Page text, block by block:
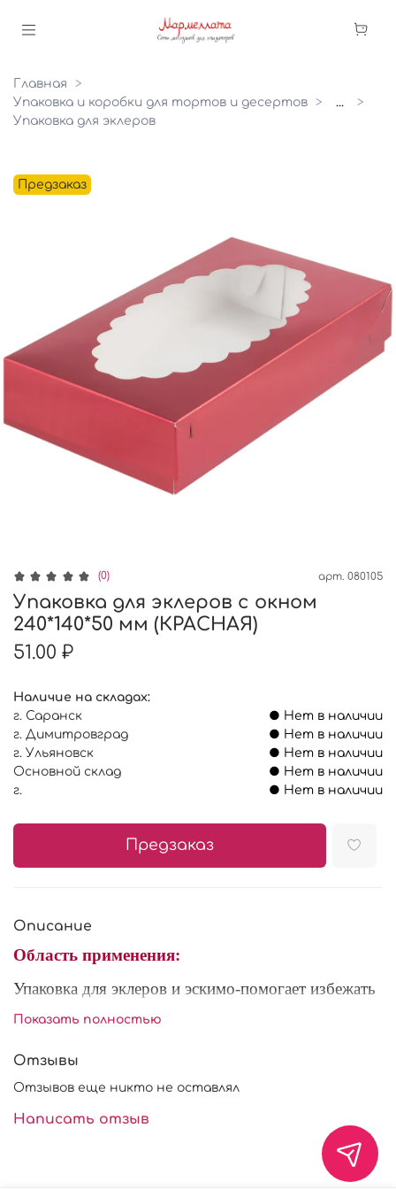
Главная
Упаковка и коробки для тортов и десертов
...
Упаковка для эклеров
Предзаказ
(0) арт. 080105
Упаковка для эклеров с окном
240*140*50 мм (КРАСНАЯ)
51.00 ₽
Наличие на складах:
г. Саранск
● Нет в наличии
г. Димитровград
● Нет в наличии
г. Ульяновск
● Нет в наличии
Основной склад
● Нет в наличии
г.
● Нет в наличии
Предзаказ
Описание
Область применения:
Упаковка для эклеров и эскимо-помогает избежать
повреждения готовой продукции при
презентации, и приносит больше красоты
Показать полностью
Отзывы
Отзывов еще никто не оставлял
Написать отзыв